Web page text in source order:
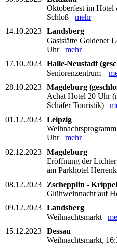
Oktoberfest im Hotel
Schloß mehr
14.10.2023 Landsberg
Gaststätte Goldener
Uhr mehr
17.10.2023 Halle-Neustadt
Seniorenzentrum
28.10.2023 Magdeburg
Achat Hotel 20 Uhr
Schäfer Touristik)
01.12.2023 Leipzig
Uhr mehr
02.12.2023 Magdeburg
Eröffnung der
am Parkhotel
08.12.2023
Zschepplin -
Glühweinnacht auf
09.12.2023 Landsberg
Weihnachtsmarkt
15.12.2023 Dessau
Weihnachtsmarkt,